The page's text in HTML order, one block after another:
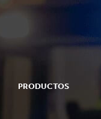
PRODUCTOS